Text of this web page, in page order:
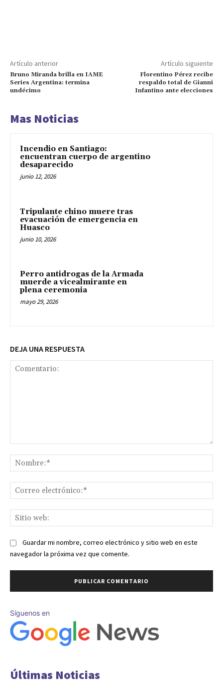
Artículo anterior
Bruno Miranda brilla en IAME
Series Argentina: termina
undécimo
Artículo siguiente
Florentino Pérez recibe
respaldo total de Gianni
Infantino ante elecciones
Mas Noticias
Incendio en Santiago:
encuentran cuerpo de argentino
desaparecido
junio 12, 2026
Tripulante chino muere tras
evacuación de emergencia en
Huasco
junio 10, 2026
Perro antidrogas de la Armada
muerde a vicealmirante en
plena ceremonia
mayo 29, 2026
DEJA UNA RESPUESTA
Guardar mi nombre, correo electrónico y sitio web en este
navegador la próxima vez que comente.
Síguenos en
Últimas Noticias